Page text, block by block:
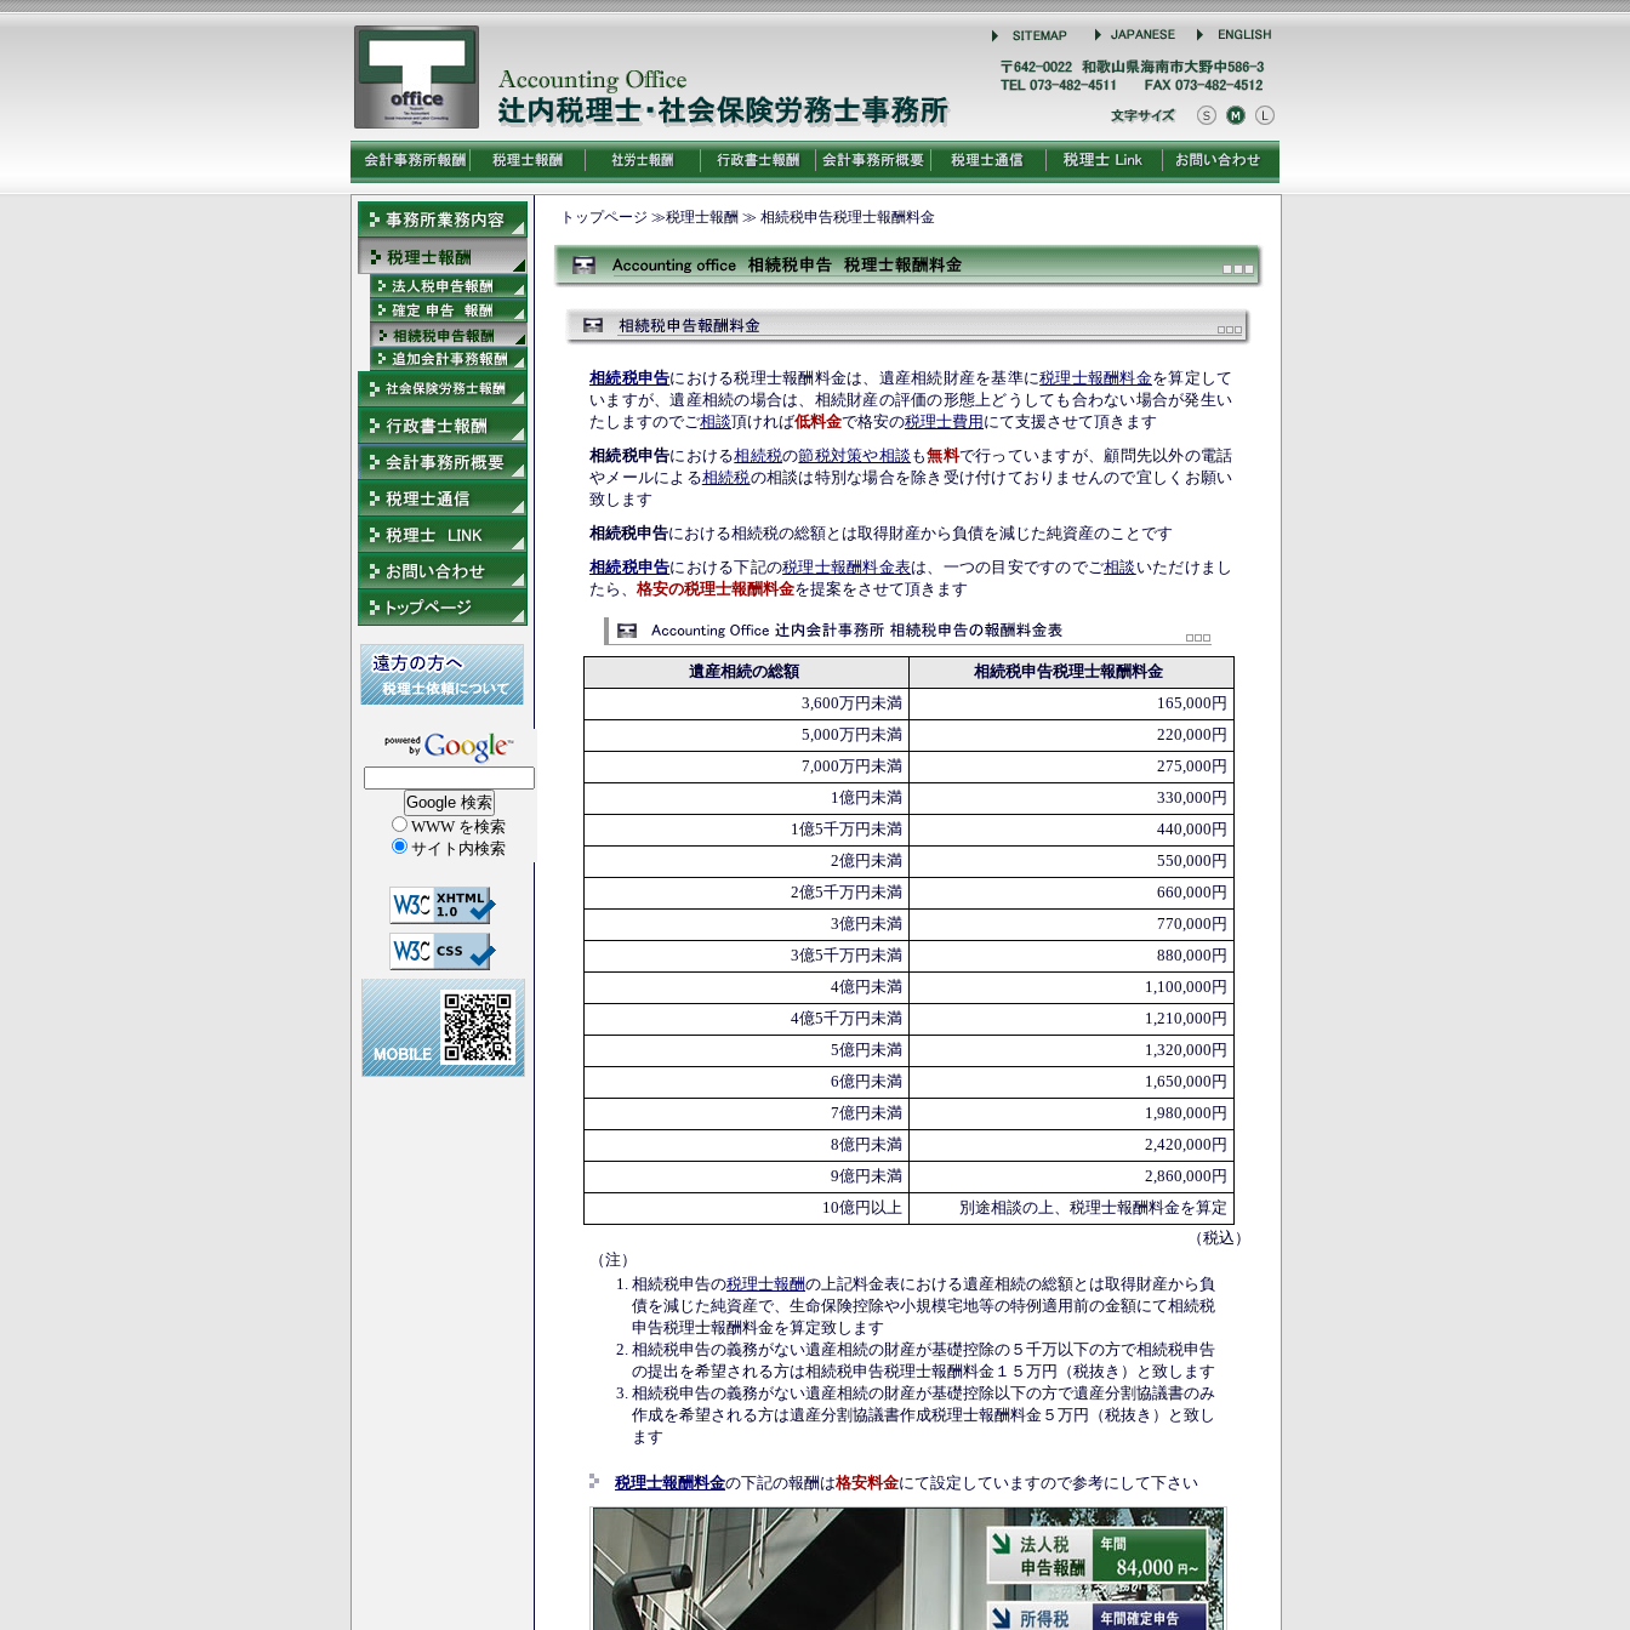
相続税申告における税理士報酬料金は、遺産相続財産を基準に税理士報酬料金を算定して
いますが、遺産相続の場合は、相続財産の評価の形態上どうしても合わない場合が発生い
たしますのでご相談頂ければ低料金で格安の税理士費用 にて支援させて頂きます
相続税申告における相続税の節税対策や相談 も無料で行っていますが、顧問先以外の電話
やメールによる相続税の相談は特別な場合を除き受け付けておりませんので宜しくお願い
致します
相続税申告における相続税の総額とは取得財産から負債を減じた純資産のことです
相続税申告における下記の税理士報酬料金表は、一つの目安ですのでご相談 いただけまし
たら、 格安の税理士報酬料金を提案をさせて頂きます
遺産相続の総額
相続税申告税理士報酬料金
3,600万円未満
165,000円
5,000万円未満
220,000円
7,000万円未満
275,000円
1億円未満
330,000円
1億5千万円未満
440,000円
2億円未満
550,000円
2億5千万円未満
660,000円
3億円未満
770,000円
3億5千万円未満
880,000円
4億円未満
1,100,000円
4億5千万円未満
1,210,000円
5億円未満
1,320,000円
6億円未満
1,650,000円
7億円未満
1,980,000円
8億円未満
2,420,000円
9億円未満
2,860,000円
10億円以上
別途相談の上、税理士報酬料金を算定
（税込）
（注）
相続税申告の税理士報酬の上記料金表における遺産相続の総額とは取得財産から負
債を減じた純資産で、生命保険控除や小規模宅地等の特例適用前の金額にて相続税
申告税理士報酬料金を算定致します
相続税申告の義務がない遺産相続の財産が基礎控除の５千万以下の方で相続税申告
の提出を希望される方は相続税申告税理士報酬料金１５万円（税抜き）と致します
相続税申告の義務がない遺産相続の財産が基礎控除以下の方で遺産分割協議書のみ
作成を希望される方は遺産分割協議書作成税理士報酬料金５万円（税抜き）と致し
ます
税理士報酬料金の下記の報酬は格安料金にて設定していますので参考にして下さい
WWW を検索
サイト内検索
会計事務所
業務内容
税理士費用
社会保険労
務士費用
行政書士費
用
会計事務所
概要
税理士事務
所通信
税理士LINK 依頼費用お
トップページ ≫税理士報酬 ≫ 相続税申告税理士報酬料金